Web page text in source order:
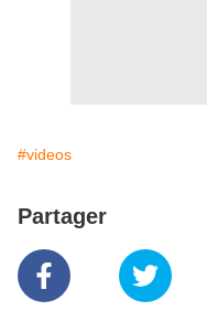
#videos
Partager